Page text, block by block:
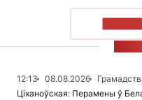
12:13 08.08.2026
Ціханоўская: Перамены ў